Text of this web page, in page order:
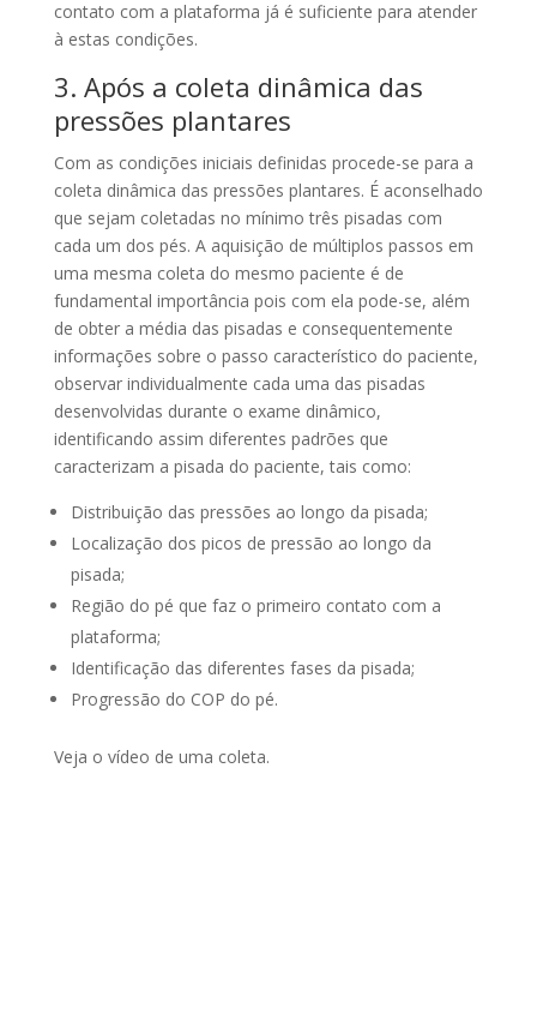
contato com a plataforma já é suficiente para atender
à estas condições.
3. Após a coleta dinâmica das
pressões plantares
Com as condições iniciais definidas procede-se para a
coleta dinâmica das pressões plantares. É aconselhado
que sejam coletadas no mínimo três pisadas com
cada um dos pés. A aquisição de múltiplos passos em
uma mesma coleta do mesmo paciente é de
fundamental importância pois com ela pode-se, além
de obter a média das pisadas e consequentemente
informações sobre o passo característico do paciente,
observar individualmente cada uma das pisadas
desenvolvidas durante o exame dinâmico,
identificando assim diferentes padrões que
caracterizam a pisada do paciente, tais como:
Distribuição das pressões ao longo da pisada;
Localização dos picos de pressão ao longo da
pisada;
Região do pé que faz o primeiro contato com a
plataforma;
Identificação das diferentes fases da pisada;
Progressão do COP do pé.
Veja o vídeo de uma coleta.